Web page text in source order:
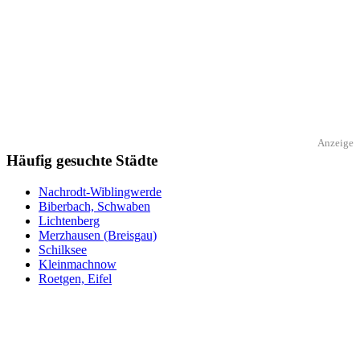
Anzeige
Häufig gesuchte Städte
Nachrodt-Wiblingwerde
Biberbach, Schwaben
Lichtenberg
Merzhausen (Breisgau)
Schilksee
Kleinmachnow
Roetgen, Eifel